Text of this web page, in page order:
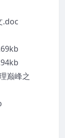
.doc
巅峰之